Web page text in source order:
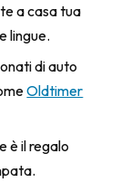
a casa tua
lingue.
di auto
Oldtimer
è il regalo